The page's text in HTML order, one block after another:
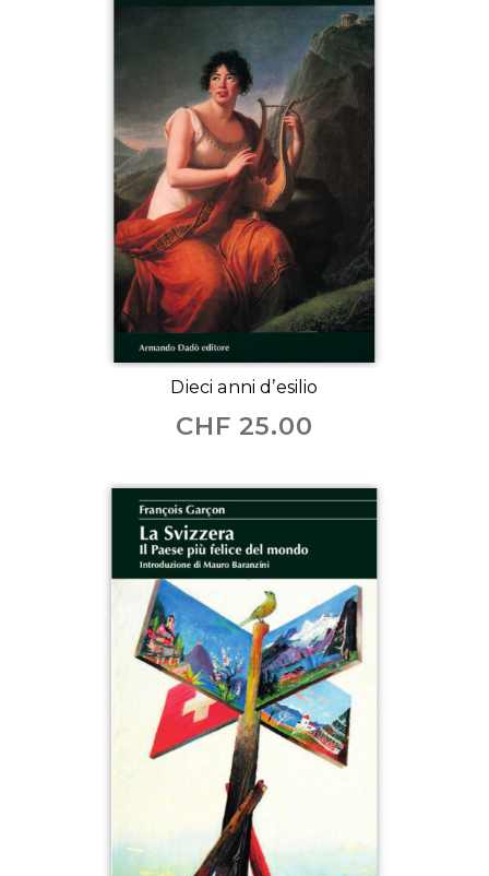
Dieci anni d’esilio
CHF 25.00